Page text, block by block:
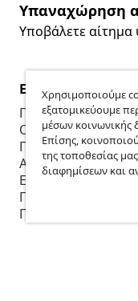
Υπαναχώρηση
Υποβάλετε
Εξυπηρέτηση
Παρακολουθήστε
Ο λογαριασμός
Πληρωμή
Αποστολή &
Επιστροφή
Πληροφορίες
Παραγγελία
Χρησιμοποιούμε
εξατομικεύουμε
μέσων κοινωνικής
Επίσης,
της τοποθεσίας
διαφημίσεων και